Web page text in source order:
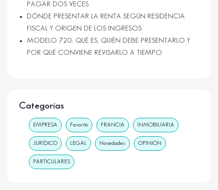
PAGAR DOS VECES
DÓNDE PRESENTAR LA RENTA SEGÚN RESIDENCIA
FISCAL Y ORIGEN DE LOS INGRESOS
MODELO 720: QUÉ ES, QUIÉN DEBE PRESENTARLO Y
POR QUÉ CONVIENE REVISARLO A TIEMPO
Categorías
EMPRESA Favorito FRANCIA INMOBILIARIA
JURÍDICO LEGAL Novedades OPINIÓN
PARTICULARES